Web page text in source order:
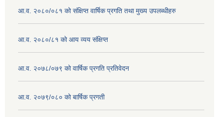
आ.व. २०८०/०८१ को संक्षिप्त वार्षिक प्रगति तथा मुख्य उपलब्धीहरु
आ.व. २०८०/८१ को आय व्यय संक्षिप्त
आ.व. २०७८/०७९ को वार्षिक प्रगति प्रतिवेदन
आ.व. २०७९/०८० को बार्षिक प्रगती